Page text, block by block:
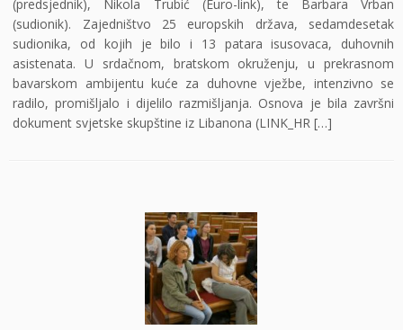
(predsjednik), Nikola Trubić (Euro-link), te Barbara Vrban
(sudionik). Zajedništvo 25 europskih država, sedamdesetak
sudionika, od kojih je bilo i 13 patara isusovaca, duhovnih
asistenata. U srdačnom, bratskom okruženju, u prekrasnom
bavarskom ambijentu kuće za duhovne vježbe, intenzivno se
radilo, promišljalo i dijelilo razmišljanja. Osnova je bila završni
dokument svjetske skupštine iz Libanona (LINK_HR […]